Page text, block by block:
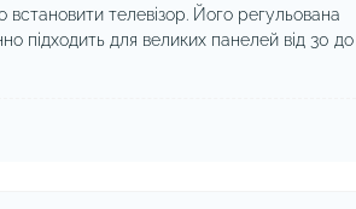
встановити телевізор. Його регульована
підходить для великих панелей від 30 до